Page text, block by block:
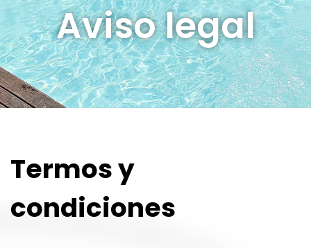
Aviso legal
Termos y
condiciones